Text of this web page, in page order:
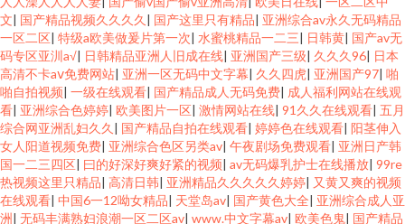
文| 国产精品视频久久久久 | 国产这里只有精品| 亚洲综合av永久无码精品
一区二区| 特级a欧美做爰片第一次| 水蜜桃精品一二三| 日韩黄| 国产av无
码专区亚汌a√| 日韩精品亚洲人旧成在线| 亚洲国产三级| 久久久96| 日本
高清不卡aⅴ免费网站| 亚洲一区无码中文字幕| 久久四虎| 亚洲国产97| 啪
啪自拍视频| 一级在线观看| 国产精品成人无码免费| 成人福利网站在线观
看| 亚洲综合色婷婷| 欧美图片一区| 激情网站在线| 91久久在线观看| 五月
综合网亚洲乱妇久久 | 国产精品自拍在线观看| 婷婷色在线观看| 阳茎伸入
女人阳道视频免费| 亚洲综合色区另类av| 午夜剧场免费观看| 亚洲日产韩
国一二三四区| 曰的好深好爽好紧的视频| av无码爆乳护士在线播放| 99re
热视频这里只精品| 高清日韩| 亚洲精品久久久久久婷婷| 又黄又爽的视频
在线观看| 中国6一12呦女精品| 天堂岛av| 国产黄色大全| 亚洲综合成人亚
洲| 无码丰满熟妇浪潮一区二区av| www.中文字幕av| 欧美色鬼| 国产精品